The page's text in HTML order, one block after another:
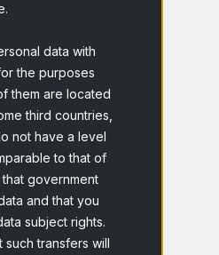
data with
the purposes
them are located
third countries,
not have a level
to that of
government
and that you
subject rights.
such transfers will
para
y expande tu
que impulsan